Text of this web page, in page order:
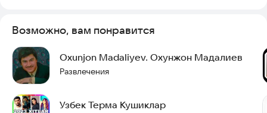
Возможно, вам понравится
Oxunjon Madaliyev. Охунжон Мадалиев
Развлечения
Узбек Терма Кушиклар